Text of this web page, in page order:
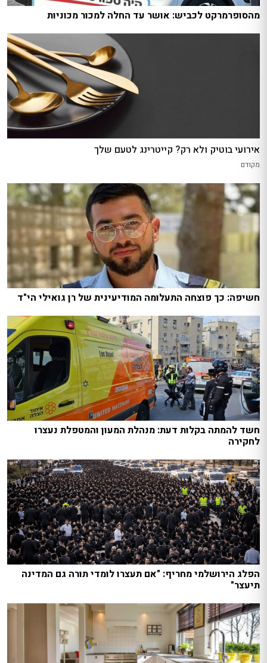
מהסופרמרקט לכביש: אושר עד החלה למכור מכוניות
אירועי בוטיק ולא רק? קייטרינג לטעם שלך
מקודם
חשיפה: כך פוצחה התעלומה המודיעינית של רן גואילי הי"ד
חשד להמתה בקלות דעת: מנהלת המעון והמטפלת נעצרו
לחקירה
הפלג הירושלמי מחריף: "אם תעצרו לומדי תורה גם המדינה
תיעצר"